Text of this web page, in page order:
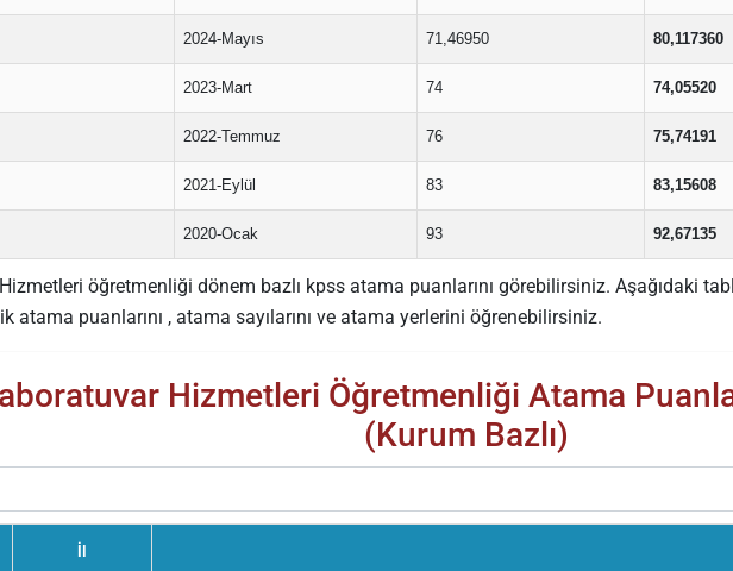
2024-Mayıs 71,46950 80,117360
2023-Mart 74 74,05520
2022-Temmuz 76 75,74191
2021-Eylül 83 83,15608
2020-Ocak 93 92,67135
öğretmenliği dönem bazlı kpss atama puanlarını görebilirsiniz. Aşağıdaki
atama puanlarını , atama sayılarını ve atama yerlerini öğrenebilirsiniz.
Hizmetleri Öğretmenliği Atama
(Kurum Bazlı)